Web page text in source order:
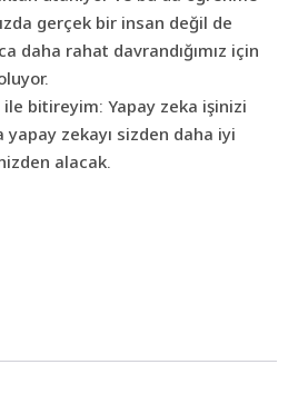
gerçek bir insan değil de
daha rahat davrandığımız için
ile bitireyim: Yapay zeka işinizi
zekayı sizden daha iyi
alacak.